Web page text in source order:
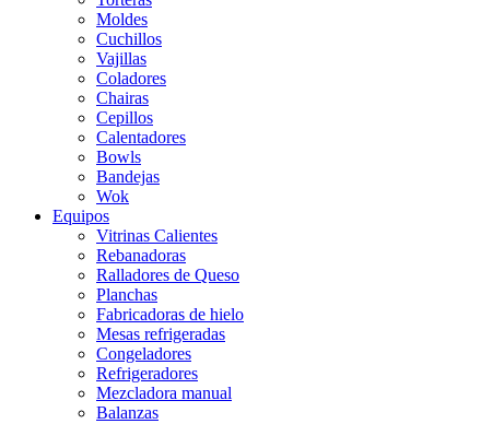
Moldes
Cuchillos
Vajillas
Coladores
Chairas
Cepillos
Calentadores
Bowls
Bandejas
Wok
Equipos
Vitrinas Calientes
Rebanadoras
Ralladores de Queso
Planchas
Fabricadoras de hielo
Mesas refrigeradas
Congeladores
Refrigeradores
Mezcladora manual
Balanzas